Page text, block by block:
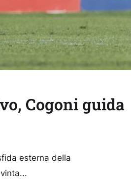
Cogoni guida
esterna della